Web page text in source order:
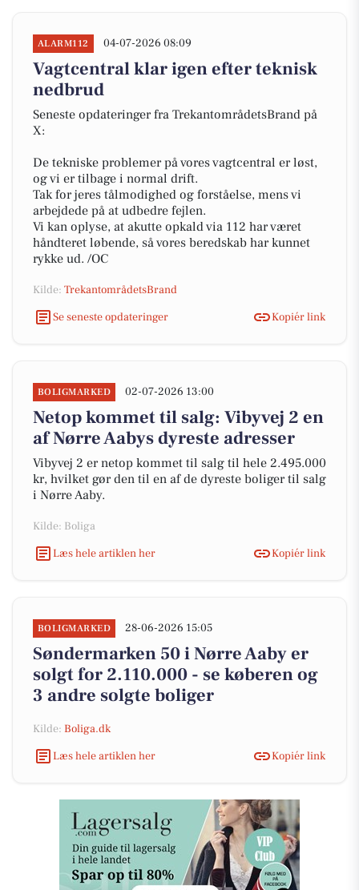
ALARM112 04-07-2026 08:09
Vagtcentral klar igen efter teknisk
nedbrud
Seneste opdateringer fra TrekantområdetsBrand på
X:
De tekniske problemer på vores vagtcentral er løst,
og vi er tilbage i normal drift.
Tak for jeres tålmodighed og forståelse, mens vi
arbejdede på at udbedre fejlen.
Vi kan oplyse, at akutte opkald via 112 har været
håndteret løbende, så vores beredskab har kunnet
rykke ud. /OC
Kilde: TrekantområdetsBrand
Se seneste opdateringer
Kopiér link
BOLIGMARKED 02-07-2026 13:00
Netop kommet til salg: Vibyvej 2 en
af Nørre Aabys dyreste adresser
Vibyvej 2 er netop kommet til salg til hele 2.495.000
kr, hvilket gør den til en af de dyreste boliger til salg
i Nørre Aaby.
Kilde: Boliga
Læs hele artiklen her
Kopiér link
BOLIGMARKED 28-06-2026 15:05
Søndermarken 50 i Nørre Aaby er
solgt for 2.110.000 - se køberen og
3 andre solgte boliger
Kilde: Boliga.dk
Læs hele artiklen her
Kopiér link